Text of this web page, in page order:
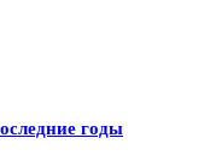
годы